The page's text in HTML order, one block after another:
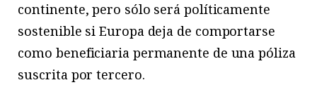
continente, pero sólo será políticamente
sostenible si Europa deja de comportarse
como beneficiaria permanente de una póliza
suscrita por tercero.